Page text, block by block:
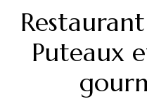
Puteaux